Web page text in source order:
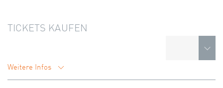
TICKETS KAUFEN
Weitere Infos